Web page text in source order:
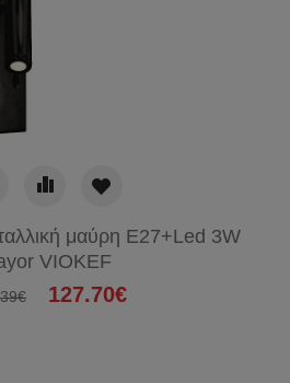
μαύρη Ε27+Led 3W
VIOKEF
127.70€